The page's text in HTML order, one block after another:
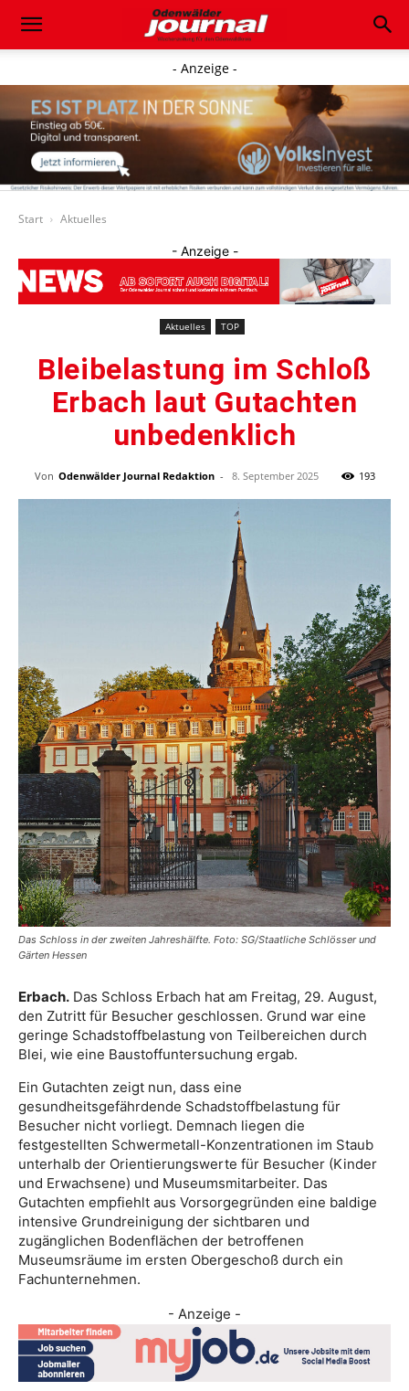
- Anzeige -
Start Aktuelles
- Anzeige -
Aktuelles TOP
Bleibelastung im Schloß
Erbach laut Gutachten
unbedenklich
Von Odenwälder Journal Redaktion - 8. September 2025 193
Das Schloss in der zweiten Jahreshälfte. Foto: SG/Staatliche Schlösser und
Gärten Hessen
Erbach. Das Schloss Erbach hat am Freitag, 29. August,
den Zutritt für Besucher geschlossen. Grund war eine
geringe Schadstoffbelastung von Teilbereichen durch
Blei, wie eine Baustoffuntersuchung ergab.
Ein Gutachten zeigt nun, dass eine
gesundheitsgefährdende Schadstoffbelastung für
Besucher nicht vorliegt. Demnach liegen die
festgestellten Schwermetall-Konzentrationen im Staub
unterhalb der Orientierungswerte für Besucher (Kinder
und Erwachsene) und Museumsmitarbeiter. Das
Gutachten empfiehlt aus Vorsorgegründen eine baldige
intensive Grundreinigung der sichtbaren und
zugänglichen Bodenflächen der betroffenen
Museumsräume im ersten Obergeschoß durch ein
Fachunternehmen.
- Anzeige -